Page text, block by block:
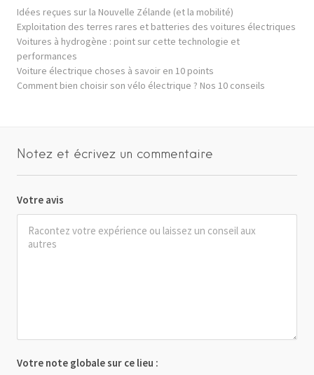
Idées reçues sur la Nouvelle Zélande (et la mobilité)
Exploitation des terres rares et batteries des voitures électriques
Voitures à hydrogène : point sur cette technologie et
performances
Voiture électrique choses à savoir en 10 points
Comment bien choisir son vélo électrique ? Nos 10 conseils
Notez et écrivez un commentaire
Votre avis
Votre note globale sur ce lieu :